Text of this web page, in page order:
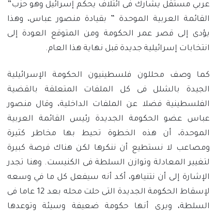
عربي مستقل يشارك فى ائتلاف يحكم إسرائيل وهو حزب”
القائمة العربية الموحدة ” بقيادة منصور عباس، وهذا
يؤدى إلى قصر عمر الحكومة ومن المتوقع العودة إلى
انتخابات إسرائيلية جديدة قبل نهاية هذا العام.
كما وصف محللون فلسطينيون الحكومة الإسرائيلية
الجيدة بالشلل فى كل الملفات المتعلقة بالقضية
الفلسطينية فضلا عن الملفات الداخلية، وقال منصور
عباس عضو الحكومة الجديدة رئيس القائمة العربية
الموحدة، أن هذه الخطوة تحيط بها مخاطر كثيرة
ومصاعب لا نستطيع أن ننكرها لكن هناك فرصة كبيرة
لتغيير المعادلة وتوازن السلطة فى الكنيست. وهنا تجدر
الإشارة إلى أن نتنياهو، أكد أنه سيفعل كل ما في وسعه
لإسقاط الحكومة الجديدة التى حلت محله بعد 12 عاما فى
السلطة، ويرى أنها حكومة ضعيفة وسيئة وتوعدها